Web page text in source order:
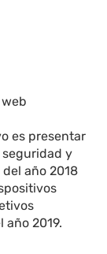
es presentar
seguridad y
año 2018
año 2019.